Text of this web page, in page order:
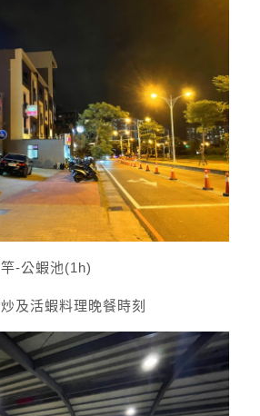
-公蝦池(1h)
及活蝦料理晚餐時刻